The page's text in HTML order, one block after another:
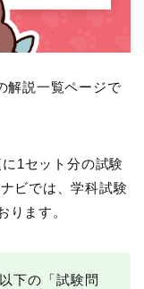
解説一覧ページで
1セット分の試験
ビでは、学科試験
ります。
下の「試験問